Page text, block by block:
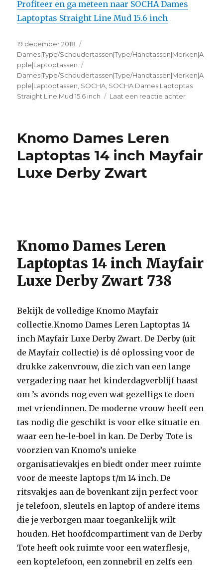
Profiteer en ga meteen naar SOCHA Dames
Laptoptas Straight Line Mud 15.6 inch
Geplaatst
op
19 december 2018
Dames|Type/Schoudertassen|Type/Handtassen|Merken|A
pple|Laptoptassen
Dames|Type/Schoudertassen|Type/Handtassen|Merken|A
pple|Laptoptassen, SOCHA, SOCHA Dames Laptoptas
Straight Line Mud 15.6 inch
Laat een reactie achter
Line
Mud
Knomo Dames Leren
Laptoptas 14 inch Mayfair
Luxe Derby Zwart
Knomo Dames Leren
Laptoptas 14 inch Mayfair
Luxe Derby Zwart 738
Bekijk de volledige Knomo Mayfair
collectie.Knomo Dames Leren Laptoptas 14
inch Mayfair Luxe Derby Zwart. De Derby (uit
de Mayfair collectie) is dé oplossing voor de
drukke zakenvrouw, die zich van een lange
vergadering naar het kinderdagverblijf haast
om ’s avonds nog even wat gezelligs te doen
met vriendinnen. De moderne vrouw heeft een
tas nodig die geschikt is voor elke situatie en
waar een he-le-boel in kan. De Derby Tote is
voorzien van Knomo’s unieke
organisatievakjes en biedt onder meer ruimte
voor de meeste laptops t/m 14 inch. De
ritsvakjes aan de bovenkant zijn perfect voor
je telefoon, sleutels en laptop of andere items
die je verborgen maar toegankelijk wilt
houden. Het hoofdcompartiment van de Derby
Tote heeft ook ruimte voor een waterflesje,
een koptelefoon, een zonnebril en zelfs een